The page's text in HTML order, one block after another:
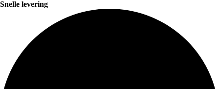
Snelle levering